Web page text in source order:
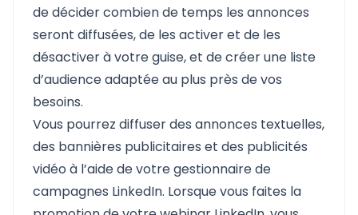
de décider combien de temps les annonces
seront diffusées, de les activer et de les
désactiver à votre guise, et de créer une liste
d’audience adaptée au plus près de vos
besoins.
Vous pourrez diffuser des annonces textuelles,
des bannières publicitaires et des publicités
vidéo à l’aide de votre gestionnaire de
campagnes LinkedIn. Lorsque vous faites la